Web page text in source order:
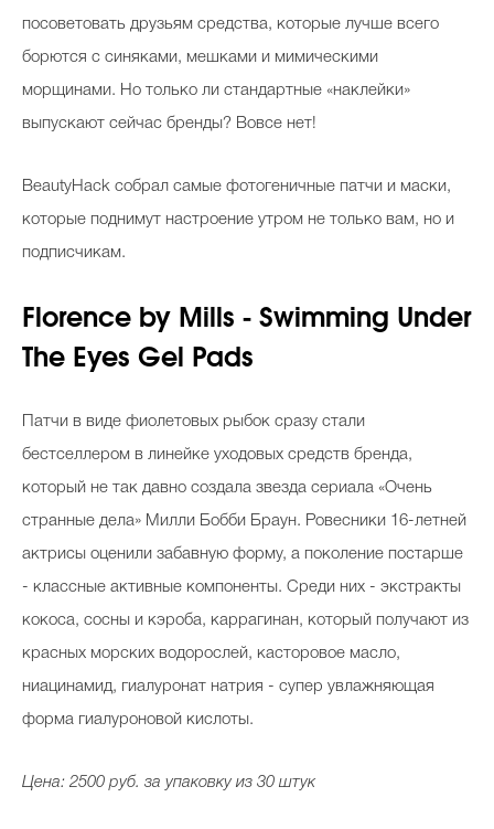
посоветовать друзьям средства, которые лучше всего
борются с синяками, мешками и мимическими
морщинами. Но только ли стандартные «наклейки»
выпускают сейчас бренды? Вовсе нет!
BeautyHack собрал самые фотогеничные патчи и маски,
которые поднимут настроение утром не только вам, но и
подписчикам.
Florence by Mills - Swimming Under
The Eyes Gel Pads
Патчи в виде фиолетовых рыбок сразу стали
бестселлером в линейке уходовых средств бренда,
который не так давно создала звезда сериала «Очень
странные дела» Милли Бобби Браун. Ровесники 16-летней
актрисы оценили забавную форму, а поколение постарше
- классные активные компоненты. Среди них - экстракты
кокоса, сосны и кэроба, каррагинан, который получают из
красных морских водорослей, касторовое масло,
ниацинамид, гиалуронат натрия - супер увлажняющая
форма гиалуроновой кислоты.
Цена: 2500 руб. за упаковку из 30 штук